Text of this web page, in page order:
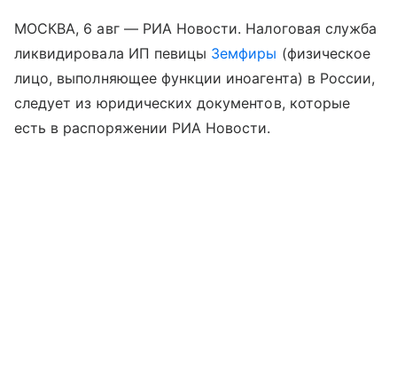
МОСКВА, 6 авг — РИА Новости. Налоговая служба
ликвидировала ИП певицы Земфиры (физическое
лицо, выполняющее функции иноагента) в России,
следует из юридических документов, которые
есть в распоряжении РИА Новости.